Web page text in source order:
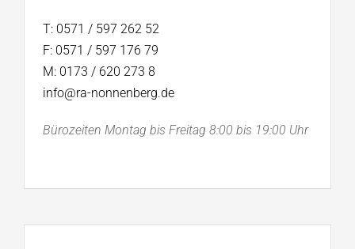
T: 0571 / 597 262 52
F: 0571 / 597 176 79
M: 0173 / 620 273 8
info@ra-nonnenberg.de
Bürozeiten Montag bis Freitag 8:00 bis 19:00 Uhr